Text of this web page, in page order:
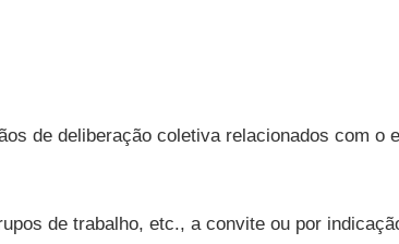
de deliberação coletiva relacionados com o
de trabalho, etc., a convite ou por